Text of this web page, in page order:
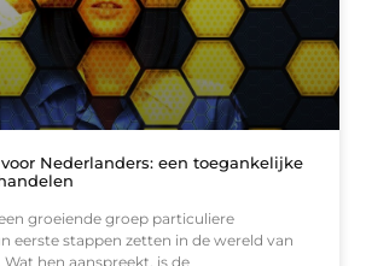
Nederlanders: een toegankelijke
groeiende groep particuliere
eerste stappen zetten in de wereld van
hen aanspreekt, is de